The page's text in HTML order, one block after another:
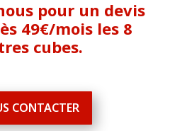
pour un devis
49€/mois les 8
cubes.
CONTACTER